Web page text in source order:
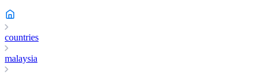
countries
malaysia